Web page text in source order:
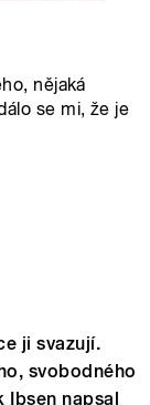
nějaká
se mi, že je
ji svazují.
svobodného
Ibsen napsal